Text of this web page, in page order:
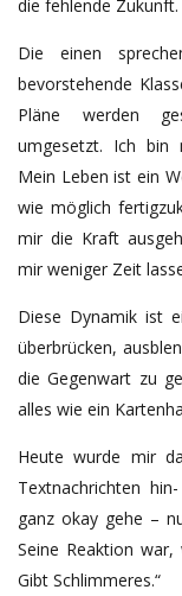
die fehlende Zukunft.
Die einen
bevorstehende
Pläne werden
umgesetzt. Ich bin
Mein Leben ist ein
wie möglich
mir die Kraft
mir weniger Zeit
Diese Dynamik ist
überbrücken,
die Gegenwart zu
alles wie ein
Heute wurde mir
Textnachrichten
ganz okay gehe –
Seine Reaktion war,
Gibt Schlimmeres.“